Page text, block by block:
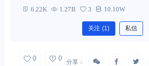
6.22K 1.27B 3 10.10W
关注 (1) 私信
0 0 分享：